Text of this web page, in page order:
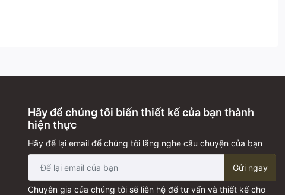
Hãy để chúng tôi biến thiết kế của bạn thành
hiện thực
Hãy để lại email để chúng tôi lắng nghe câu chuyện của bạn
Gửi ngay
Chuyên gia của chúng tôi sẽ liên hệ để tư vấn và thiết kế cho